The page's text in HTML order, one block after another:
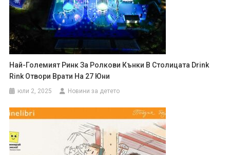
Най-Големият Ринк За Ролкови Кънки В Столицата Drink
Rink Отвори Врати На 27 Юни
юли 2, 2025 Новини за детето